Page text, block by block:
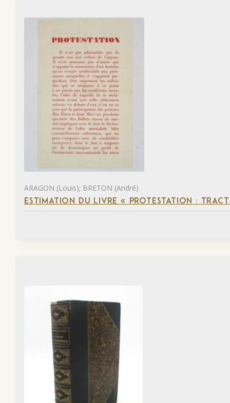
ARAGON (Louis); BRETON (André)
ESTIMATION DU LIVRE « PROTESTATION :